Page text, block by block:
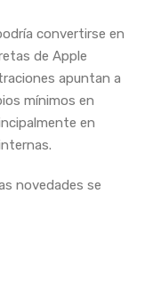
convertirse en
de Apple
apuntan a
mínimos en
en
novedades se